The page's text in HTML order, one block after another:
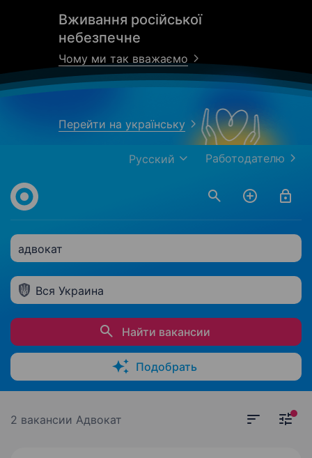
Вживання російської
небезпечне
Чому ми так вважаємо
Перейти на українську
Работодателю
Русский
адвокат
Вся Украина
Найти вакансии
Подобрать
2 вакансии Адвокат